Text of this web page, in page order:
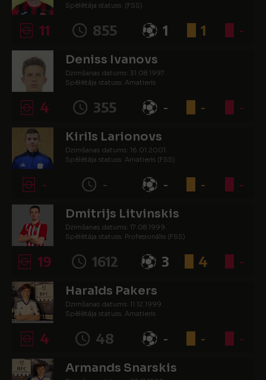
Spēlētāja statuss: (FSS)
11 855 1 1 -
Deniss Ivanovs
Dzimšanas datums: 31.08.1997.
Spēlētāja statuss: Amatieris
4 355 - - -
Kirils Larionovs
Dzimšanas datums: 16.01.2001.
Spēlētāja statuss: Amatieris (FSS)
- - - - -
Dmitrijs Litvinskis
Dzimšanas datums: 17.08.1999.
Spēlētāja statuss: Profesionālis (FSS)
19 1612 3 4 -
Haralds Pakers
Dzimšanas datums: 11.12.1999.
Spēlētāja statuss: Amatieris
4 48 - - -
Armands Snarskis